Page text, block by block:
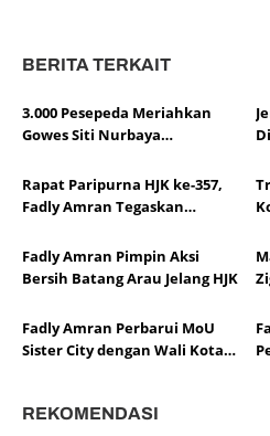
BERITA TERKAIT
3.000 Pesepeda Meriahkan
Gowes Siti Nurbaya
Rapat Paripurna HJK ke-357,
Fadly Amran Tegaskan
Arah Baru Kota Padang
Fadly Amran Pimpin Aksi
Bersih Batang Arau Jelang HJK
Fadly Amran Perbarui MoU
Sister City dengan Wali Kota
REKOMENDASI